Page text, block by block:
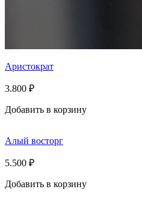
Аристократ
3.800 ₽
Добавить в корзину
Алый восторг
5.500 ₽
Добавить в корзину